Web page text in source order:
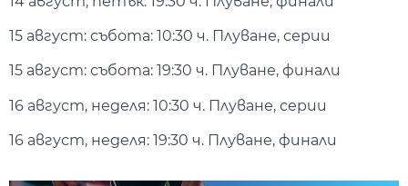
15 август: събота: 10:30 ч. Плуване, серии
15 август: събота: 19:30 ч. Плуване, финали
16 август, неделя: 10:30 ч. Плуване, серии
16 август, неделя: 19:30 ч. Плуване, финали